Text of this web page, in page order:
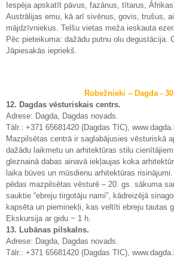
Iespēja apskatīt pāvus, fazānus, tītarus,
Austrālijas emu, kā arī sivēnus, govis, trušus,
mājdzīvniekus. Telšu vietas meža ieskauta
Pēc pieteikuma: dažādu putnu olu degustācija.
Jāpiesakās iepriekš.
Robežnieki – Dagda -
12. Dagdas vēsturiskais centrs.
Adrese: Dagda, Dagdas novads.
Tālr.: +371 65681420 (Dagdas TIC),
Mazpilsētas centrā ir saglabājusies vēsturiskā
dažādu laikmetu un arhitektūras stilu
gleznainā dabas ainavā iekļaujas koka
laika būves un mūsdienu arhitektūras
pēdas mazpilsētas vēsturē – 20. gs. sākuma
sauktie “ebreju tirgotāju nami”, kādreizējā
kapsēta un pieminekļi, kas veltīti ebreju tautas
Ekskursija ar gidu ~ 1 h.
13. Lubānas pilskalns.
Adrese: Dagda, Dagdas novads.
Tālr.: +371 65681420 (Dagdas TIC),